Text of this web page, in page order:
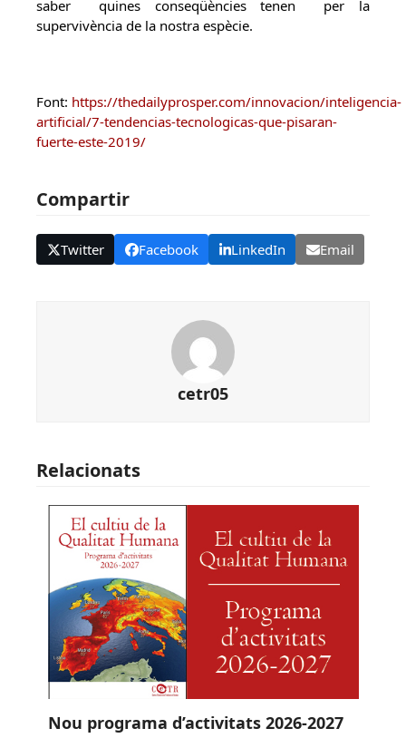
saber quines conseqüències tenen per la
supervivència de la nostra espècie.
Font: https://thedailyprosper.com/innovacion/inteligencia-
artificial/7-tendencias-tecnologicas-que-pisaran-
fuerte-este-2019/
Compartir
Twitter Facebook LinkedIn Email
cetr05
Relacionats
Nou programa d’activitats 2026-2027